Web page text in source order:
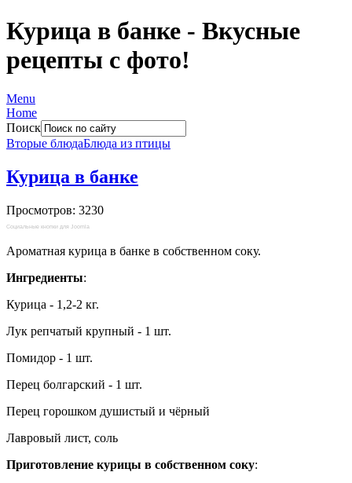
Курица в банке - Вкусные
рецепты с фото!
Menu
Home
Поиск
Вторые блюдаБлюда из птицы
Курица в банке
Просмотров: 3230
Социальные кнопки для Joomla
Ароматная курица в банке в собственном соку.
Ингредиенты:
Курица - 1,2-2 кг.
Лук репчатый крупный - 1 шт.
Помидор - 1 шт.
Перец болгарский - 1 шт.
Перец горошком душистый и чёрный
Лавровый лист, соль
Приготовление курицы в собственном соку: